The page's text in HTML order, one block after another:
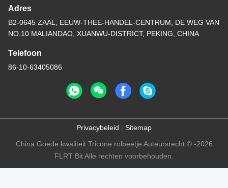
Adres
B2-0645 ZAAL, EEUW-THEE-HANDEL-CENTRUM, DE WEG VAN
NO.10 MALIANDAO, XUANWU-DISTRICT, PEKING, CHINA
Telefoon
86-10-63405086
Privacybeleid | Sitemap
China Goede kwaliteit Tricone rolbeetje Auteursrecht © -2026
FLRT Bit Alle rechten voorbehouden.